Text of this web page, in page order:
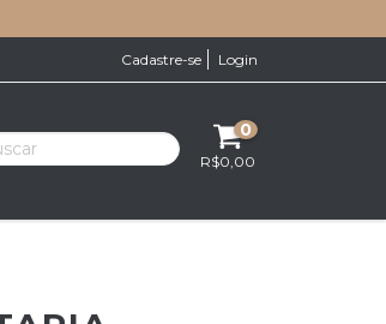
Cadastre-se Login
0
R$0,00